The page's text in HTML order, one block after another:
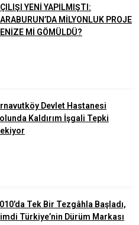
YENİ YAPILMIŞTI:
MİLYONLUK PROJE
Mİ GÖMÜLDÜ?
Devlet Hastanesi
Kaldırım İşgali Tepki
Tek Bir Tezgâhla Başladı,
Türkiye’nin Dürüm Markası